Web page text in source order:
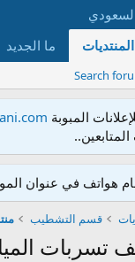
المنتديات ما الجديد
Search
المبوبة
هواتف في عنوان
قسم التشطيب
المياه